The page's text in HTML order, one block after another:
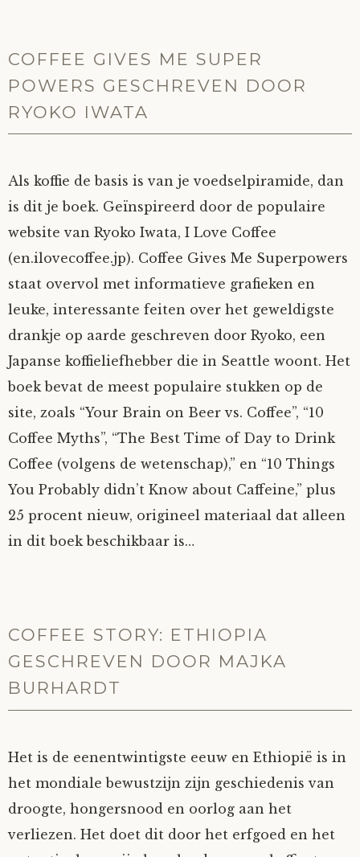
COFFEE GIVES ME SUPER
POWERS GESCHREVEN DOOR
RYOKO IWATA
Als koffie de basis is van je voedselpiramide, dan
is dit je boek. Geïnspireerd door de populaire
website van Ryoko Iwata, I Love Coffee
(en.ilovecoffee.jp). Coffee Gives Me Superpowers
staat overvol met informatieve grafieken en
leuke, interessante feiten over het geweldigste
drankje op aarde geschreven door Ryoko, een
Japanse koffieliefhebber die in Seattle woont. Het
boek bevat de meest populaire stukken op de
site, zoals “Your Brain on Beer vs. Coffee”, “10
Coffee Myths”, “The Best Time of Day to Drink
Coffee (volgens de wetenschap),” en “10 Things
You Probably didn’t Know about Caffeine,” plus
25 procent nieuw, origineel materiaal dat alleen
in dit boek beschikbaar is…
COFFEE STORY: ETHIOPIA
GESCHREVEN DOOR MAJKA
BURHARDT
Het is de eenentwintigste eeuw en Ethiopië is in
het mondiale bewustzijn zijn geschiedenis van
droogte, hongersnood en oorlog aan het
verliezen. Het doet dit door het erfgoed en het